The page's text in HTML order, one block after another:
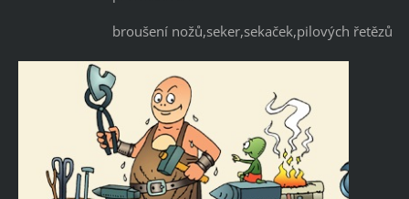
broušení nožů,seker,sekaček,pilových řetězů